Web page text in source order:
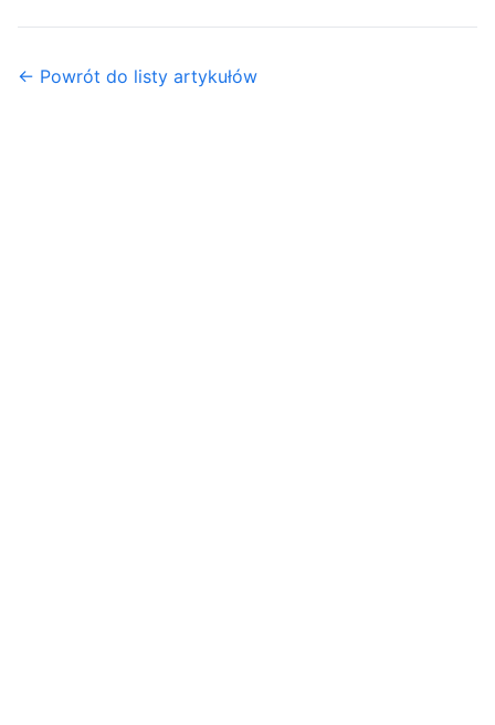
← Powrót do listy artykułów